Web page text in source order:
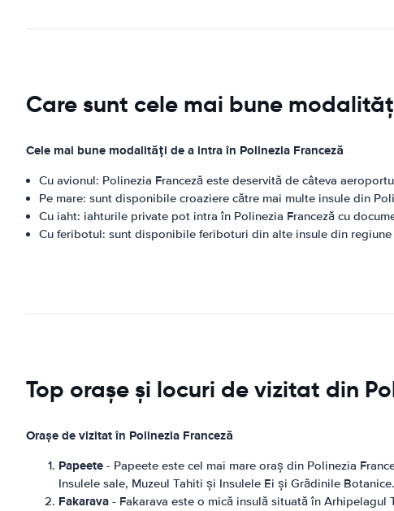
Care sunt cele mai bune
Cele mai bune modalități de a intra în Polinezia Franceză
Cu avionul: Polinezia Franceză este deservită de câteva
Pe mare: sunt disponibile croaziere către mai multe insule din
Cu iaht: iahturile private pot intra în Polinezia Franceză cu
Cu feribotul: sunt disponibile feriboturi din alte insule din regiune
Top orașe și locuri de vizitat din
Orașe de vizitat în Polinezia Franceză
Papeete - Papeete este cel mai mare oraș din Polinezia
Insulele sale, Muzeul Tahiti și Insulele Ei și Grădinile
Fakarava - Fakarava este o mică insulă situată în